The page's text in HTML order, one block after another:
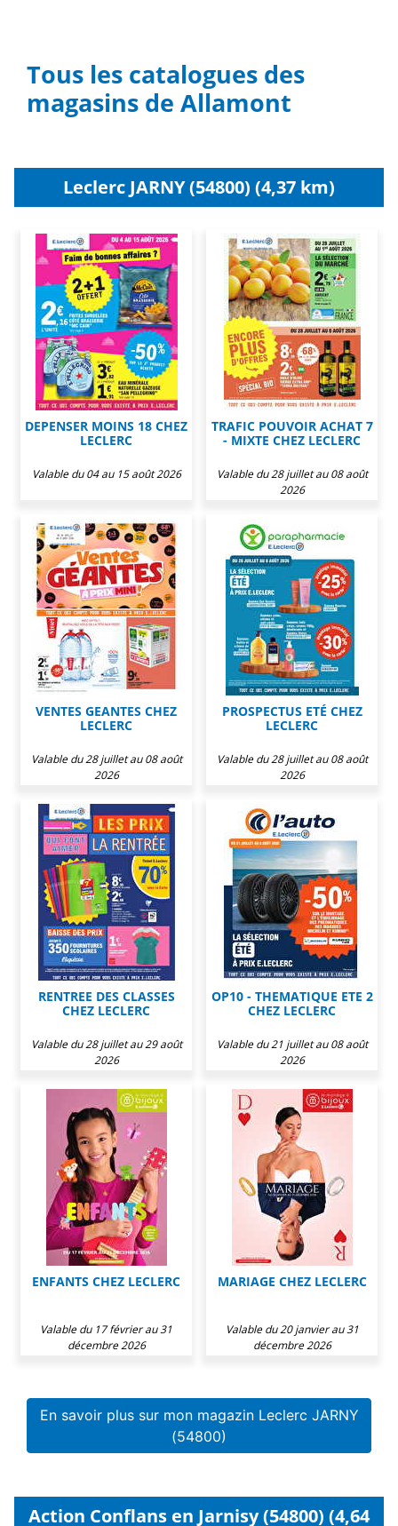
Tous les catalogues des
magasins de Allamont
Leclerc JARNY (54800) (4,37 km)
DEPENSER MOINS 18 CHEZ
LECLERC
Valable du 04 au 15 août 2026
TRAFIC POUVOIR ACHAT 7
- MIXTE CHEZ LECLERC
Valable du 28 juillet au 08 août
2026
VENTES GEANTES CHEZ
LECLERC
Valable du 28 juillet au 08 août
2026
PROSPECTUS ETÉ CHEZ
LECLERC
Valable du 28 juillet au 08 août
2026
RENTREE DES CLASSES
CHEZ LECLERC
Valable du 28 juillet au 29 août
2026
OP10 - THEMATIQUE ETE 2
CHEZ LECLERC
Valable du 21 juillet au 08 août
2026
ENFANTS CHEZ LECLERC
Valable du 17 février au 31
décembre 2026
MARIAGE CHEZ LECLERC
Valable du 20 janvier au 31
décembre 2026
En savoir plus sur mon magazin Leclerc JARNY
(54800)
Action Conflans en Jarnisy (54800) (4,64